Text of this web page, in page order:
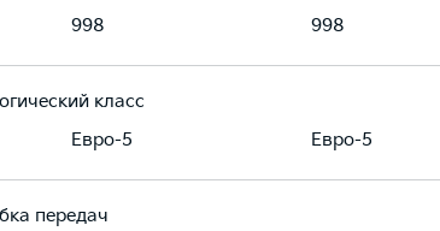
998 998
класс
Евро-5 Евро-5
передач